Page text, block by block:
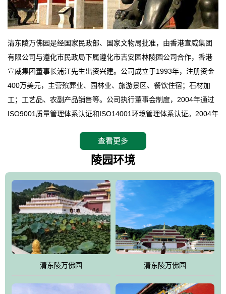
清东陵万佛园是经国家民政部、国家文物局批准，由香港宣威集团
有限公司与遵化市民政局下属遵化市吉安园林陵园公司合作，香港
宣威集团董事长浦江先生出资兴建。公司成立于1993年，注册资金
400万美元，主营殡葬业、园林业、旅游景区、餐饮住宿；石材加
工；工艺品、农副产品销售等。公司执行董事会制度，2004年通过
ISO9001质量管理体系认证和ISO14001环境管理体系认证。2004年
拥有4A级旅游区头衔的花园式陵园，园内建有四星级酒店一座。
万佛园位于遵化市境内，座落在世界文化遗产清东陵地形墙内，地
形绝佳，地理位置优越，交通便利。公司以“建设全国顶级人生后花
园、打造佛教精品旅游圣地”为目标，以海外归侨、国内外知名人士
的墓地安葬、祭祀吊亡并结合旅游参观构成其主要使用功能；以苍
郁绚丽、优雅宜人的园林景观构成其外部形象。通过墓园建设与造
园手法相结合的默契操作，建成一处特色鲜明、服务周全、环境优
美、民族风格突出，与周边文物古迹交相呼应的极具吸引力的花园
式园林。
万佛园工程一期占地448亩，目前完成投资近12亿元人民币，园区采
用全仿古式建筑，寻求与世界文化遗产地清东陵的和谐统一，在园
查看更多
陵园环境
清东陵万佛园 清东陵万佛园